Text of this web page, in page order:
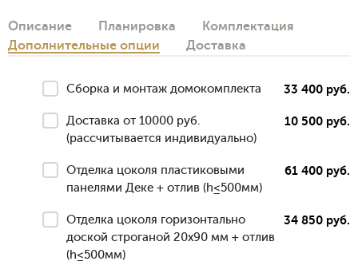
Описание Планировка
Комплектация
Дополнительные опции
Доставка
Сборка и монтаж домокомплекта 33 400 руб.
Доставка от 10000 руб.
(рассчитывается индивидуально)
10 500 руб.
Отделка цоколя пластиковыми
панелями Деке + отлив (h≤500мм)
61 400 руб.
Отделка цоколя горизонтально
доской строганой 20х90 мм + отлив
(h≤500мм)
34 850 руб.